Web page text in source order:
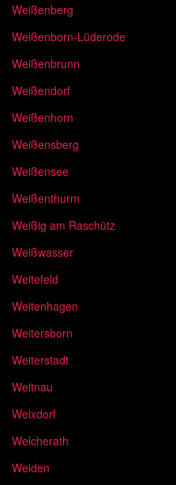
Weißenberg
Weißenborn-Lüderode
Weißenbrunn
Weißendorf
Weißenhorn
Weißensberg
Weißensee
Weißenthurm
Weißig am Raschütz
Weißwasser
Weitefeld
Weitenhagen
Weitersborn
Weiterstadt
Weitnau
Weixdorf
Welcherath
Welden